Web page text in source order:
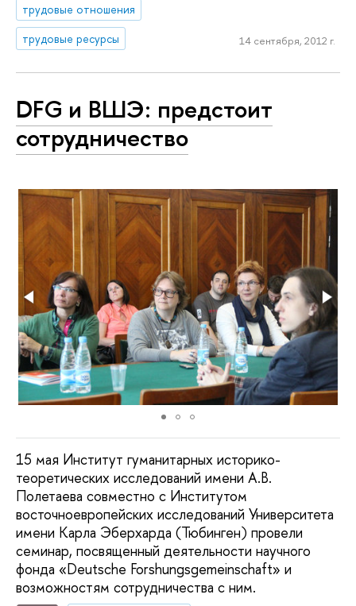
трудовые отношения
трудовые ресурсы
14 сентября, 2012 г.
DFG и ВШЭ: предстоит
сотрудничество
15 мая Институт гуманитарных историко-
теоретических исследований имени А.В.
Полетаева совместно с Институтом
восточноевропейских исследований Университета
имени Карла Эберхарда (Тюбинген) провели
семинар, посвященный деятельности научного
фонда «Deutsche Forshungsgemeinschaft» и
возможностям сотрудничества с ним.